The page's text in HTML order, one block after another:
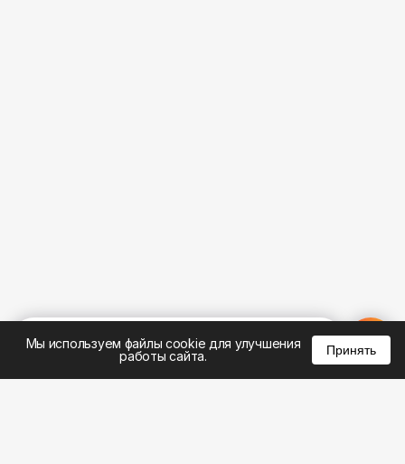
Мы используем файлы cookie для улучшения
работы сайта.
Принять